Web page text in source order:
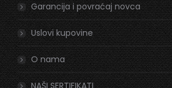
Garancija i povraćaj novca
Uslovi kupovine
O nama
NAŠI SERTIFIKATI